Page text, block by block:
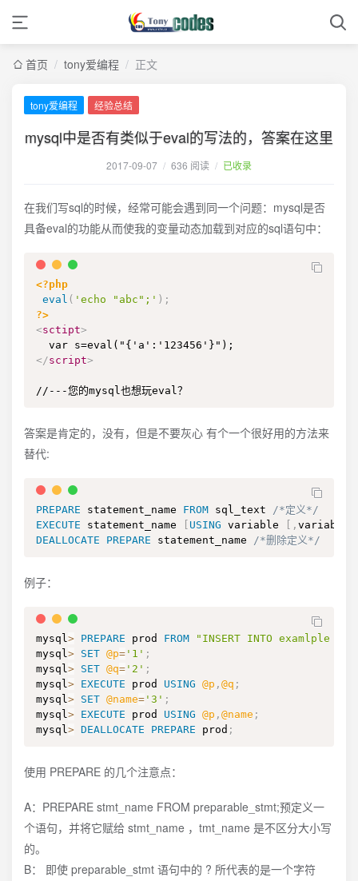
首页 / tony爱编程 / 正文
tony爱编程 经验总结
mysql中是否有类似于eval的写法的，答案在这里
2017-09-07 / 636 阅读 / 已收录
在我们写sql的时候，经常可能会遇到同一个问题：mysql是否
具备eval的功能从而使我的变量动态加载到对应的sql语句中：
<?php
eval ( 'echo "abc";' ) ;
?>
<sctipt>
</script>
//---您的mysql也想玩eval？
答案是肯定的，没有，但是不要灰心 有个一个很好用的方法来
替代:
PREPARE statement_name FROM sql_text /*定义*/
EXECUTE statement_name USING variable , variable
DEALLOCATE
PREPARE statement_name /*删除定义*/
例子：
mysql> PREPARE prod FROM
"INSERT INTO examlple
mysql> SET @p= '1' ;
mysql> SET @q= '2' ;
mysql> EXECUTE prod USING @p , @q ;
mysql> SET @name= '3' ;
mysql> EXECUTE prod USING @p , @name ;
mysql> DEALLOCATE PREPARE prod ;
使用 PREPARE 的几个注意点：
A：PREPARE stmt_name FROM preparable_stmt;预定义一
个语句，并将它赋给 stmt_name ，tmt_name 是不区分大小写
的。
B： 即使 preparable_stmt 语句中的 ? 所代表的是一个字符